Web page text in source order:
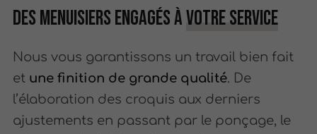
Des menuisiers engagés àvotre service
Nous vous garantissons un travail bien fait
et une finition de grande qualité. De
l’élaboration des croquis aux derniers
ajustements en passant par le ponçage, le